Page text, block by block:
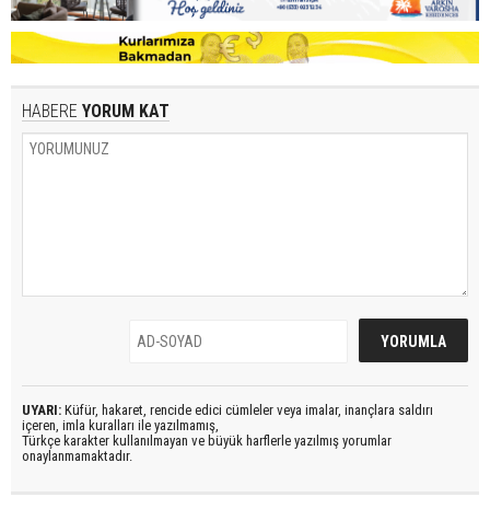
HABERE YORUM KAT
UYARI: Küfür, hakaret, rencide edici cümleler veya imalar, inançlara saldırı
içeren, imla kuralları ile yazılmamış,
Türkçe karakter kullanılmayan ve büyük harflerle yazılmış yorumlar
onaylanmamaktadır.